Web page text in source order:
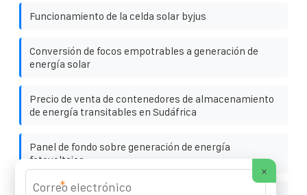
Funcionamiento de la celda solar byjus
Conversión de focos empotrables a generación de
energía solar
Precio de venta de contenedores de almacenamiento
de energía transitables en Sudáfrica
Panel de fondo sobre generación de energía
fotovoltaica
×
*